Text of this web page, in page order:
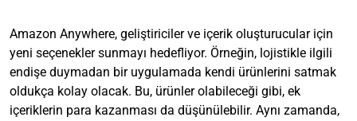
Amazon Anywhere, geliştiriciler ve içerik oluşturucular için
yeni seçenekler sunmayı hedefliyor. Örneğin, lojistikle ilgili
endişe duymadan bir uygulamada kendi ürünlerini satmak
oldukça kolay olacak. Bu, ürünler olabileceği gibi, ek
içeriklerin para kazanması da düşünülebilir. Aynı zamanda,